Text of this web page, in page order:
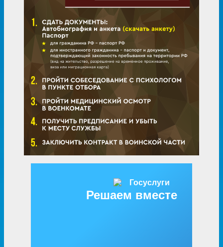
Решаем вместе